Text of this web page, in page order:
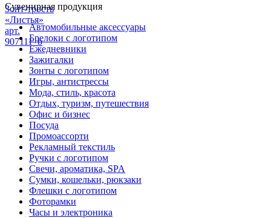
Зонт-трость
«Листья»
арт.
907111_b
Сувенирная продукция
Автомобильные аксессуары
Брелоки с логотипом
Ежедневники
Зажигалки
Зонты с логотипом
Игры, антистрессы
Мода, стиль, красота
Отдых, туризм, путешествия
Офис и бизнес
Посуда
Промоассорти
Рекламный текстиль
Ручки с логотипом
Свечи, ароматика, SPA
Сумки, кошельки, рюкзаки
Флешки с логотипом
Фоторамки
Часы и электроника